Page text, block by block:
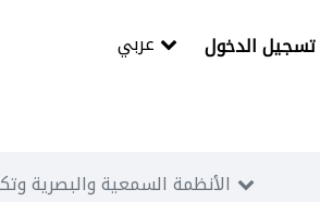
تسجيل الدخول
الأنظمة السمعية والبصرية